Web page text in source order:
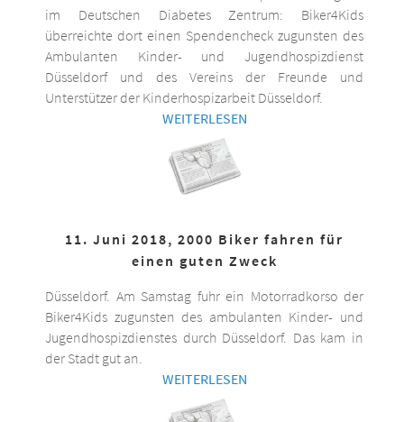
im Deutschen Diabetes Zentrum: Biker4Kids
überreichte dort einen Spendencheck zugunsten des
Ambulanten Kinder- und Jugendhospizdienst
Düsseldorf und des Vereins der Freunde und
Unterstützer der Kinderhospizarbeit Düsseldorf.
WEITERLESEN
11. Juni 2018, 2000 Biker fahren für
einen guten Zweck
Düsseldorf. Am Samstag fuhr ein Motorradkorso der
Biker4Kids zugunsten des ambulanten Kinder- und
Jugendhospizdienstes durch Düsseldorf. Das kam in
der Stadt gut an.
WEITERLESEN